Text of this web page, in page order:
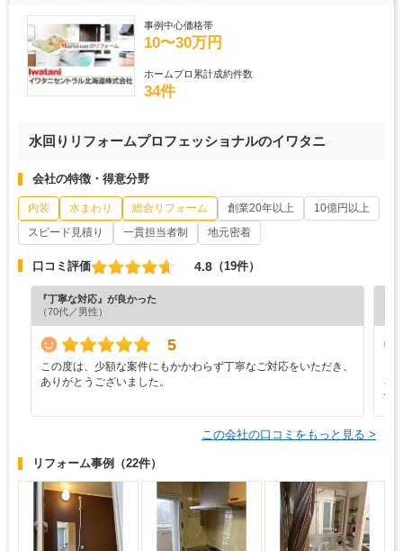
事例中心価格帯
10〜30万円
ホームプロ累計成約件数
34件
水回りリフォームプロフェッショナルのイワタニ
会社の特徴・得意分野
内装 水まわり 総合リフォーム 創業20年以上
10億円以上
スピード見積り
一貫担当者制 地元密着
口コミ評価 4.8 （19件）
『丁寧な対応』が良かった
（70代／男性）
5
この度は、少額な案件にもかかわらず丁寧なご対応をいただき、
ありがとうございました。
ろ
て
この会社の口コミをもっと見る >
リフォーム事例 （22件）